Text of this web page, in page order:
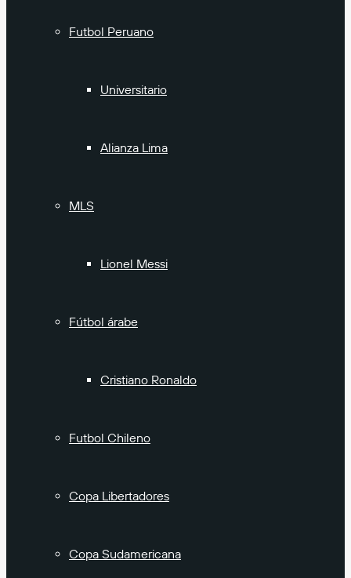
Futbol Peruano
Universitario
Alianza Lima
MLS
Lionel Messi
Fútbol árabe
Cristiano Ronaldo
Futbol Chileno
Copa Libertadores
Copa Sudamericana